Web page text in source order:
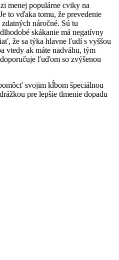
menej populárne cviky na
to vďaka tomu, že prevedenie
náročné. Sú tu
skákanie má negatívny
že sa týka hlavne ľudí s vyššou
vtedy ak máte nadváhu, tým
ľuďom so zvýšenou
svojim kĺbom špeciálnou
pre lepšie tlmenie dopadu